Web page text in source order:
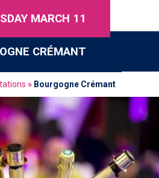
MARCH 11
CRÉMANT
» Bourgogne Crémant